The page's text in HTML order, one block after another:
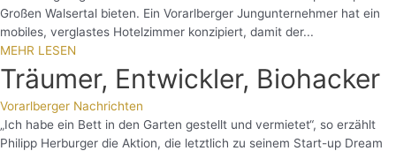
Großen Walsertal bieten. Ein Vorarlberger Jungunternehmer hat ein
mobiles, verglastes Hotelzimmer konzipiert, damit der...
MEHR LESEN
Träumer, Entwickler, Biohacker
Vorarlberger Nachrichten
„Ich habe ein Bett in den Garten gestellt und vermietet“, so erzählt
Philipp Herburger die Aktion, die letztlich zu seinem Start-up Dream